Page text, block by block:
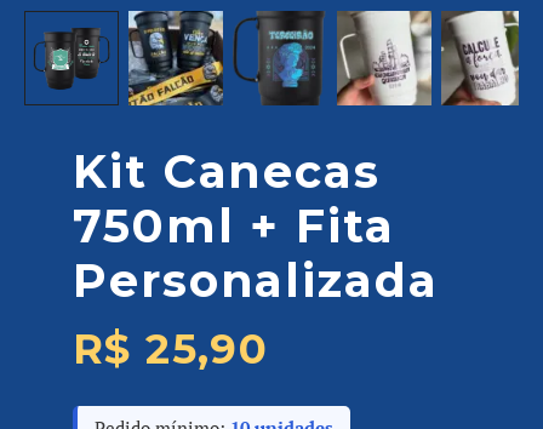
Kit Canecas
750ml + Fita
Personalizada
R$ 25,90